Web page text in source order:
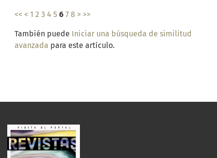
<< < 1 2 3 4 5 6 7 8 > >>
También puede Iniciar una búsqueda de similitud
avanzada para este artículo.